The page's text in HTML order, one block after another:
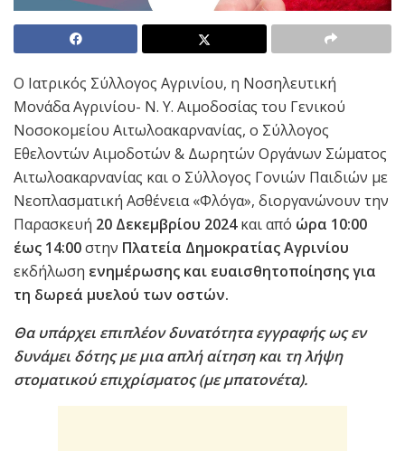
O Ιατρικός Σύλλογος Αγρινίου, η Νοσηλευτική
Μονάδα Αγρινίου- Ν. Υ. Αιμοδοσίας του Γενικού
Νοσοκομείου Αιτωλοακαρνανίας, ο Σύλλογος
Εθελοντών Αιμοδοτών & Δωρητών Οργάνων Σώματος
Αιτωλοακαρνανίας και ο Σύλλογος Γονιών Παιδιών με
Νεοπλασματική Ασθένεια «Φλόγα», διοργανώνουν την
Παρασκευή 20 Δεκεμβρίου 2024και από ώρα 10:00
έως 14:00στην Πλατεία Δημοκρατίας Αγρινίου
εκδήλωση ενημέρωσης και ευαισθητοποίησης για
τη δωρεά μυελού των οστών.
Θα υπάρχει επιπλέον δυνατότητα εγγραφής ως εν
δυνάμει δότης με μια απλή αίτηση και τη λήψη
στοματικού επιχρίσματος (με μπατονέτα).